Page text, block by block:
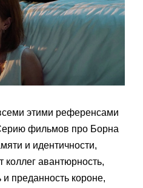
этими референсами
фильмов про Борна
и идентичности,
коллег авантюрность,
преданность короне,